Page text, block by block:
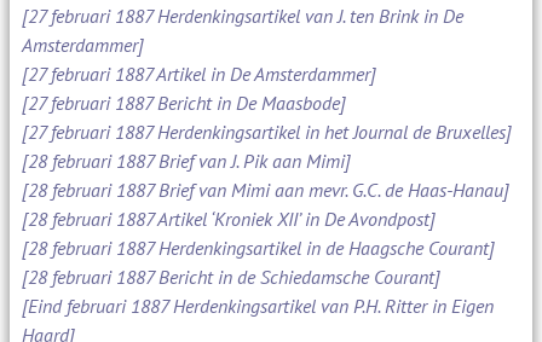
[27 februari 1887 Herdenkingsartikel van J. ten Brink in De
Amsterdammer]
[27 februari 1887 Artikel in De Amsterdammer]
[27 februari 1887 Bericht in De Maasbode]
[27 februari 1887 Herdenkingsartikel in het Journal de Bruxelles]
[28 februari 1887 Brief van J. Pik aan Mimi]
[28 februari 1887 Brief van Mimi aan mevr. G.C. de Haas-Hanau]
[28 februari 1887 Artikel ‘Kroniek XII’ in De Avondpost]
[28 februari 1887 Herdenkingsartikel in de Haagsche Courant]
[28 februari 1887 Bericht in de Schiedamsche Courant]
[Eind februari 1887 Herdenkingsartikel van P.H. Ritter in Eigen
Haard]